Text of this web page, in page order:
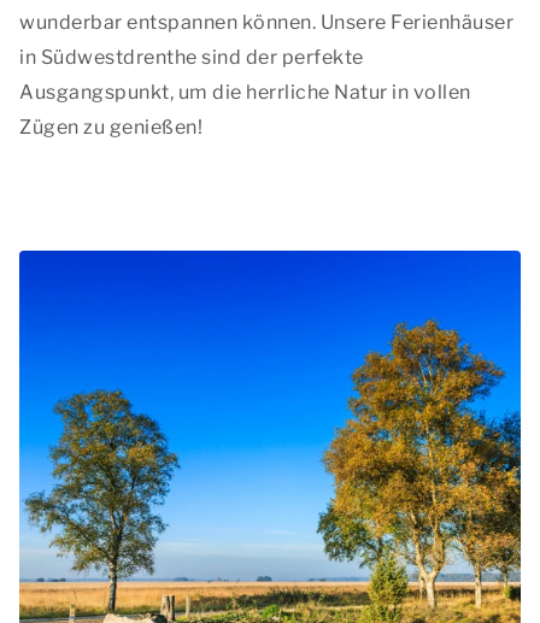
wunderbar entspannen können. Unsere Ferienhäuser
in Südwestdrenthe sind der perfekte
Ausgangspunkt, um die herrliche Natur in vollen
Zügen zu genießen!